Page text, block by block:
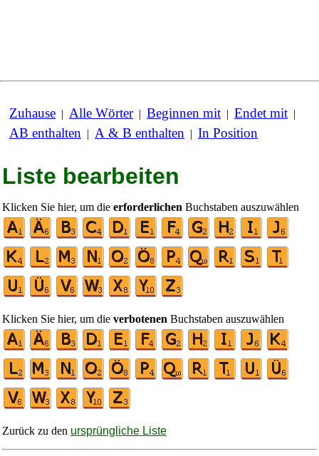
Zuhause | Alle Wörter| Beginnen mit | Endet mit |
AB enthalten | A & B enthalten | In Position
Liste bearbeiten
Klicken Sie hier, um die erforderlichen Buchstaben auszuwählen
Klicken Sie hier, um die verbotenen Buchstaben auszuwählen
Zurück zu den ursprüngliche Liste